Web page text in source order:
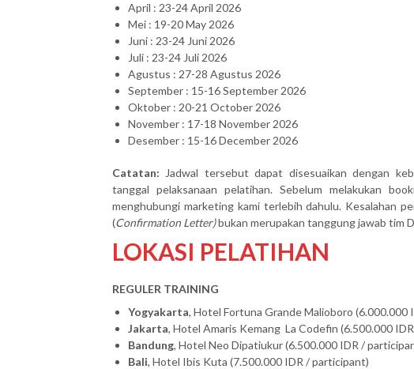
April : 23-24 April 2026
Mei : 19-20 May 2026
Juni : 23-24 Juni 2026
Juli : 23-24 Juli 2026
Agustus : 27-28 Agustus 2026
September : 15-16 September 2026
Oktober : 20-21 October 2026
November : 17-18 November 2026
Desember : 15-16 December 2026
Catatan: Jadwal tersebut dapat disesuaikan dengan
tanggal pelaksanaan pelatihan. Sebelum melakukan
menghubungi marketing kami terlebih dahulu. Kesalahan
(Confirmation Letter)bukan merupakan tanggung jawab tim
LOKASI PELATIHAN
REGULER TRAINING
Yogyakarta, Hotel Fortuna Grande Malioboro (6.000.000
Jakarta, Hotel Amaris Kemang La Codefin (6.500.000
Bandung, Hotel Neo Dipatiukur (6.500.000 IDR /
Bali, Hotel Ibis Kuta (7.500.000 IDR / participant)